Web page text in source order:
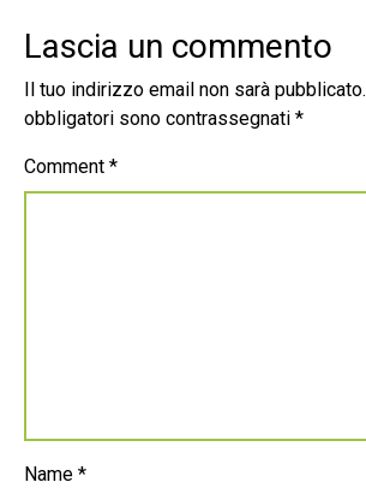
Lascia un commento
Il tuo indirizzo email non sarà pubblicato.
obbligatori sono contrassegnati *
Comment *
Name *